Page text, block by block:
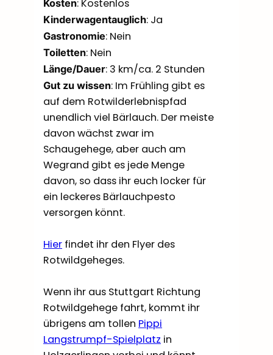
Kosten: Kostenlos
Kinderwagentauglich: Ja
Gastronomie: Nein
Toiletten: Nein
Länge/Dauer: 3 km/ca. 2 Stunden
Gut zu wissen: Im Frühling gibt es
auf dem Rotwilderlebnispfad
unendlich viel Bärlauch. Der meiste
davon wächst zwar im
Schaugehege, aber auch am
Wegrand gibt es jede Menge
davon, so dass ihr euch locker für
ein leckeres Bärlauchpesto
versorgen könnt.
Hier findet ihr den Flyer des
Rotwildgeheges.
Wenn ihr aus Stuttgart Richtung
Rotwildgehege fahrt, kommt ihr
übrigens am tollen Pippi
Langstrumpf-Spielplatz in